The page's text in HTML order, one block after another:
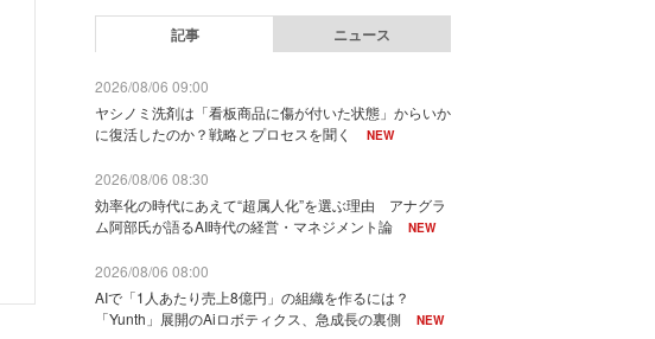
記事 ニュース
2026/08/06 09:00
ヤシノミ洗剤は「看板商品に傷が付いた状態」からいか
に復活したのか？戦略とプロセスを聞く
NEW
2026/08/06 08:30
効率化の時代にあえて“超属人化”を選ぶ理由 アナグラ
ム阿部氏が語るAI時代の経営・マネジメント論
NEW
2026/08/06 08:00
AIで「1人あたり売上8億円」の組織を作るには？
「Yunth」展開のAiロボティクス、急成長の裏側
NEW